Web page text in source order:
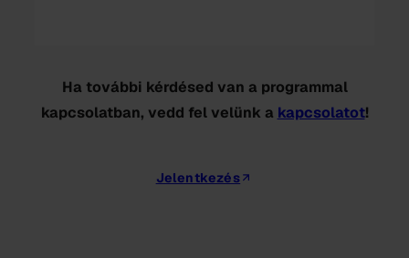
Ha további kérdésed van a programmal
kapcsolatban, vedd fel velünk a kapcsolatot!
Jelentkezés